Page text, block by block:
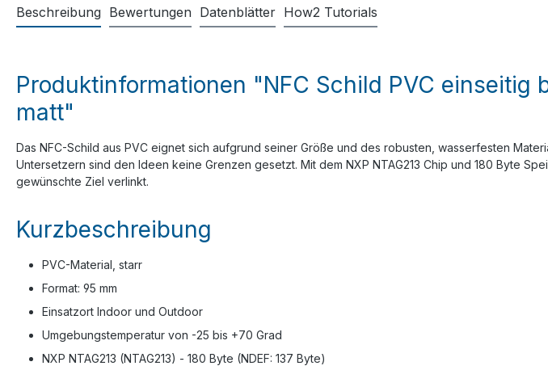
Beschreibung Bewertungen Datenblätter How2 Tutorials
Produktinformationen "NFC Schild PVC einseitig
matt"
Das NFC-Schild aus PVC eignet sich aufgrund seiner Größe und des robusten, wasserfesten
Untersetzern sind den Ideen keine Grenzen gesetzt. Mit dem NXP NTAG213 Chip und 180 Byte
gewünschte Ziel verlinkt.
Kurzbeschreibung
PVC-Material, starr
Format: 95 mm
Einsatzort Indoor und Outdoor
Umgebungstemperatur von -25 bis +70 Grad
NXP NTAG213 (NTAG213) - 180 Byte (NDEF: 137 Byte)